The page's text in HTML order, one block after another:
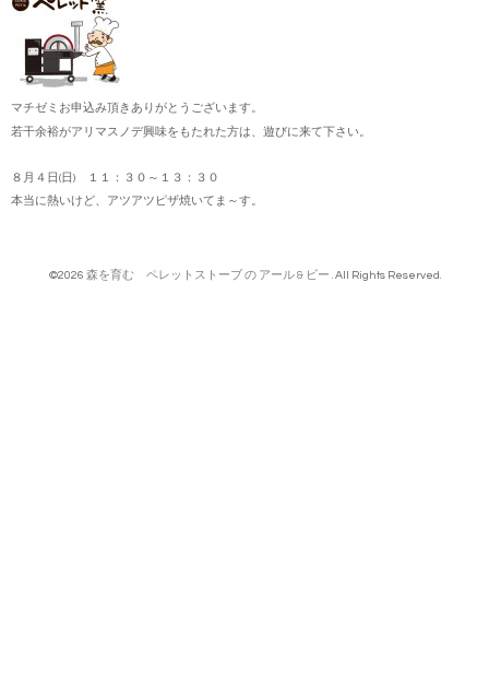
マチゼミお申込み頂きありがとうございます。
若干余裕がアリマスノデ興味をもたれた方は、遊びに来て下さい。
８月４日(日) １１：３０～１３：３０
本当に熱いけど、アツアツピザ焼いてま～す。
©2026 森を育む ペレットストーブ の アール & ビー . All Rights Reserved.